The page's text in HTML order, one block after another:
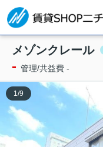
メゾンクレール
- 管理/共益費 -
1 /9